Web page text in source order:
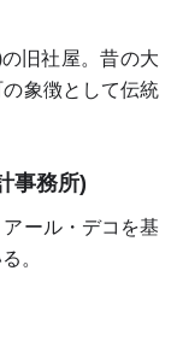
旧社屋。昔の大
象徴として伝統
事務所)
ール・デコを基
。